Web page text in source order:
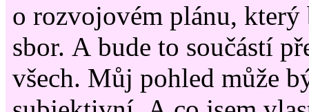
o rozvojovém plánu,
sbor. A bude to součástí
všech. Můj pohled může